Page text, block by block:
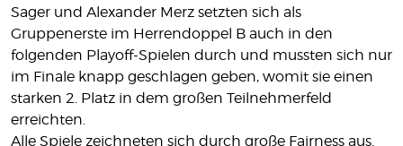
Sager und Alexander Merz setzten sich als
Gruppenerste im Herrendoppel B auch in den
folgenden Playoff-Spielen durch und mussten sich nur
im Finale knapp geschlagen geben, womit sie einen
starken 2. Platz in dem großen Teilnehmerfeld
erreichten.
Alle Spiele zeichneten sich durch große Fairness aus.